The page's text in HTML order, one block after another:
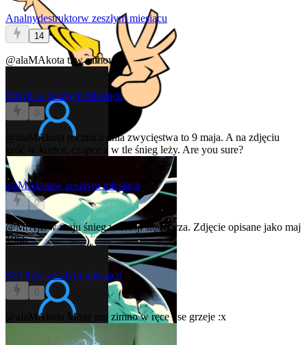
Analnydestruktorw zeszłym miesiącu
14
@alaMAkota tzw samowar
MrAjLw zeszłym miesiącu
0
@alaMAkota
rocznica dnia zwycięstwa to 9 maja. A na zdjęciu
gość w kurtce, czapce a w tle śnieg leży. Are you sure?
alaMAkotaw zeszłym miesiącu
0
@MrAjLw maju śnieg w Rosji się zdarza. Zdjęcie opisane jako maj
1966
SST82w zeszłym miesiącu
0
@alaMAkota Może mu zimno w ręce i se grzeje :x